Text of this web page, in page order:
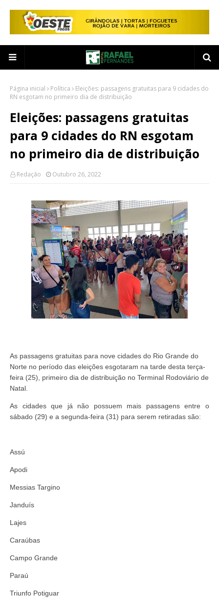
Página inicial Política
Eleições: passagens gratuitas para 9 cidades do
RN esgotam no primeiro dia de distribuição
Eleições: passagens gratuitas
para 9 cidades do RN esgotam
no primeiro dia de distribuição
Redação Outubro 26, 2022
As passagens gratuitas para nove cidades do Rio Grande do
Norte no período das eleições esgotaram na tarde desta terça-
feira (25), primeiro dia de distribuição no Terminal Rodoviário de
Natal.
As cidades que já não possuem mais passagens entre o
sábado (29) e a segunda-feira (31) para serem retiradas são:
Assú
Apodi
Messias Targino
Janduís
Lajes
Caraúbas
Campo Grande
Paraú
Triunfo Potiguar